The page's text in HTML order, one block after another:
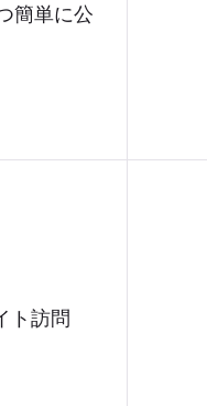
簡単に公
ト訪問